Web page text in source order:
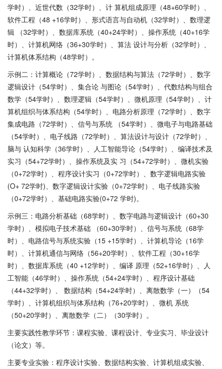
学时）、近世代数（32学时）、计 算机组成原理（48+60学时）、
软件工程（48 +16学时）、形式语言与自动机（32学时）、数理逻
辑 （32学时）、数据库系统（40+24学时）、操作系统（40+16学
时）、计算机网络（36+30学时）、算法 设计与分析（32学时）、
计算机体系结构（48学时）。
示例二：计算概论（72学时）、数据结构与算法（72学时）、数字
逻辑设计（54学时）、集合论 与图论（54学时）、代数结构与组合
数学（54学时）、数理逻辑（54学时）、微机原理（54学时）、计
算机组织与体系结构（54学时）、电路分析原理（72学时）、数字
集成电路（72学时）、信号与系统 （54学时）、微电子与电路基础
（54学时）、电子线路（72学时）、算法设计与设计（72学时）、
脑与 认知科学（36学时）、人工智能导论（54学时）、编译技术及
实习（54+72学时）、操作系统及实 习（54+72学时）、微机实验
（0+72学时）、程序设计实习（0+72学时）、数字逻辑电路实验
(O+ 72学时)、数字逻辑设计实验（0+72学时）、电子线路实验
（0+72学时）、基础电路实验(0+72 学时)。
示例三：电路分析基础（68学时）、数字电路与逻辑设计（60+30
学时）、模拟电子技术基础 （60+30学时）、信号与系统（68学
时）、电路信号与系统实验（15 +15学时）、计算机导论（16学
时）、计算机通信与网络（56+20学时）、软件工程（30+16学
时）、数据库系统（40 +12学时）、编译 原理（52+16学时）、人
工智能（46学时）、操作系统（54+24学时）、程序设计基础
（44+32学时）、 数据结构（54+24学时）、离散数学（一）（54
学时）、计算机组织与体系结构（76+20学时）、微机 系统
（50+20学时）、离散数学（二）（30学时）。
主要实践性教学环节：课程实验、课程设计、专业实习、毕业设计
（论文）等。
主要专业实验：程序设计实验、数据结构实验、计算机组成实验、